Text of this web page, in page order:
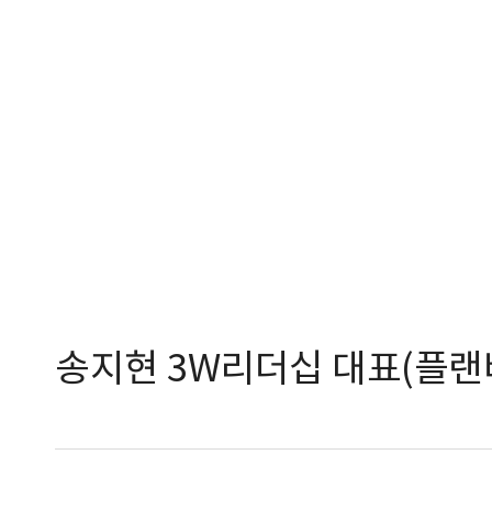
송지현 3W리더십 대표(플